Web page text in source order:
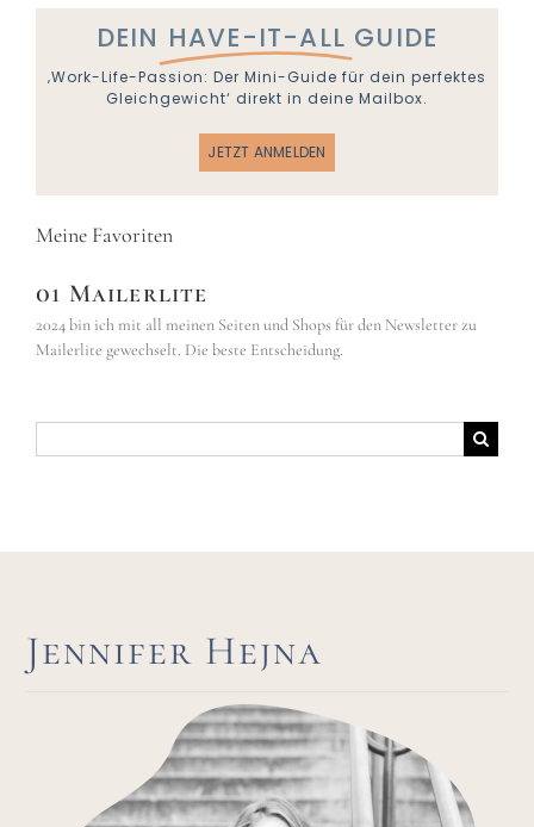
DEIN HAVE-IT-ALL GUIDE
‚Work-Life-Passion: Der Mini-Guide für dein perfektes
Gleichgewicht‘ direkt in deine Mailbox.
JETZT ANMELDEN
Meine Favoriten
01 Mailerlite
2024 bin ich mit all meinen Seiten und Shops für den Newsletter zu
Mailerlite gewechselt. Die beste Entscheidung.
nach:
Jennifer Hejna